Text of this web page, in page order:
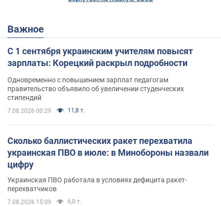
Важное
С 1 сентября украинским учителям повысят
зарплаты: Корецкий раскрыл подробности
Одновременно с повышением зарплат педагогам
правительство объявило об увеличении студенческих
стипендий
7.08.2026 00:29 11,8 т.
Сколько баллистических ракет перехватила
украинская ПВО в июле: в Минобороны назвали
цифру
Украинская ПВО работала в условиях дефицита ракет-
перехватчиков
7.08.2026 15:09 6,0 т.